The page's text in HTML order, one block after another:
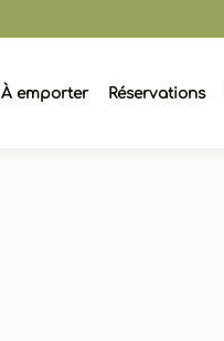
À emporter Réservations